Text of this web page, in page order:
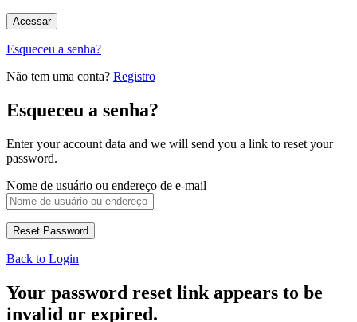
Esqueceu a senha?
Não tem uma conta? Registro
Esqueceu a senha?
Enter your account data and we will send you a link to reset your
password.
Nome de usuário ou endereço de e-mail
Back to Login
Your password reset link appears to be
invalid or expired.